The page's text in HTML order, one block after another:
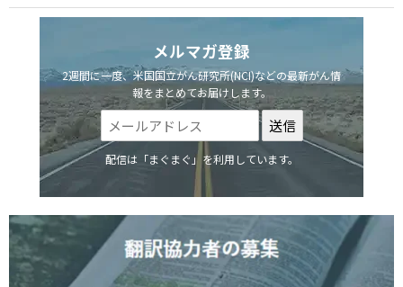
メルマガ登録
2週間に一度、米国国立がん研究所(NCI)などの最新がん情
報をまとめてお届けします。
配信は「まぐまぐ」を利用しています。